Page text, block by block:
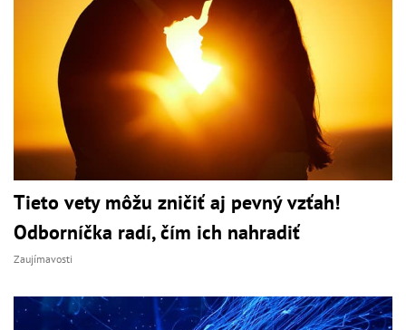
Tieto vety môžu zničiť aj pevný vzťah!
Odborníčka radí, čím ich nahradiť
Zaujímavosti